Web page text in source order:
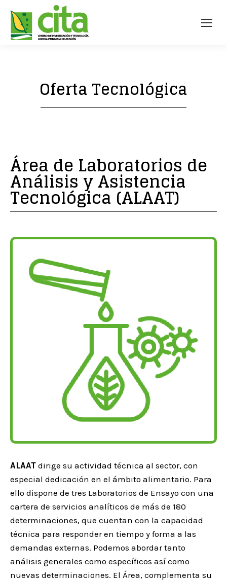
Oferta Tecnológica
Área de Laboratorios de
Análisis y Asistencia
Tecnológica (ALAAT)
ALAAT dirige su actividad técnica al sector, con
especial dedicación en el ámbito alimentario. Para
ello dispone de tres Laboratorios de Ensayo con una
cartera de servicios analíticos de más de 180
determinaciones, que cuentan con la capacidad
técnica para responder en tiempo y forma a las
demandas externas. Podemos abordar tanto
análisis generales como específicos así como
nuevas determinaciones. El Área, complementa su